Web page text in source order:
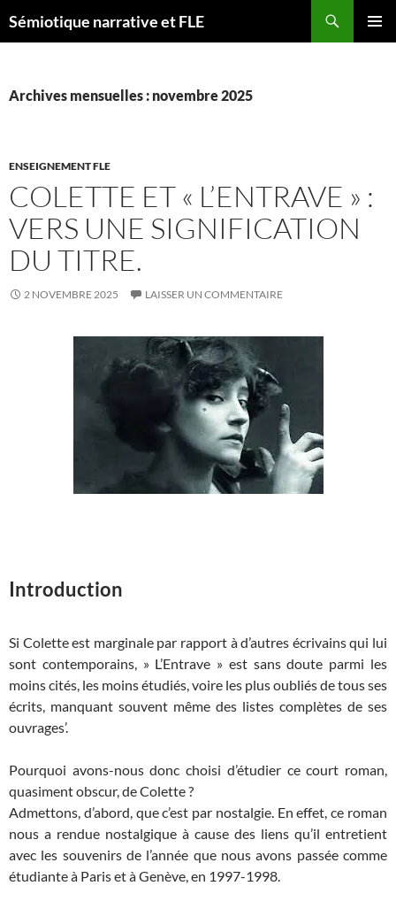
auSémiotique narrative et FLE
Archives mensuelles : novembre 2025
ENSEIGNEMENT FLE
COLETTE ET « L’ENTRAVE » :
VERS UNE SIGNIFICATION
DU TITRE.
2 NOVEMBRE 2025 LAISSER UN COMMENTAIRE
Introduction
Si Colette est marginale par rapport à d’autres écrivains qui lui
sont contemporains, » L’Entrave » est sans doute parmi les
moins cités, les moins étudiés, voire les plus oubliés de tous ses
écrits, manquant souvent même des listes complètes de ses
ouvrages’.
Pourquoi avons-nous donc choisi d’étudier ce court roman,
quasiment obscur, de Colette ?
Admettons, d’abord, que c’est par nostalgie. En effet, ce roman
nous a rendue nostalgique à cause des liens qu’il entretient
avec les souvenirs de l’année que nous avons passée comme
étudiante à Paris et à Genève, en 1997-1998.